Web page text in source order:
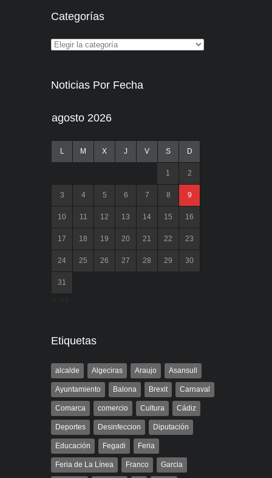
Categorías
Noticias Por Fecha
agosto 2026
L M X J V S D
1 2
3 4 5 6 7 8 9
10 11 12 13 14 15 16
17 18 19 20 21 22 23
24 25 26 27 28 29 30
31
Etiquetas
alcalde Algeciras Araujo Asansull
Ayuntamiento Balona Brexit Carnaval
Comarca comercio Cultura Cádiz
Deportes Desinfeccion Diputación
Educación Fegadi Feria
Feria de La Línea Franco Garcia